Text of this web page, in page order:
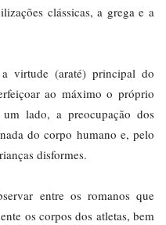
clássicas, a grega e a
virtude (araté) principal do
ao máximo o próprio
lado, a preocupação dos
do corpo humano e, pelo
disformes.
entre os romanos que
os corpos dos atletas, bem